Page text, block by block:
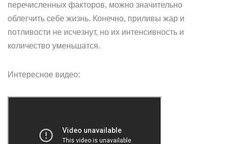
перечисленных факторов, можно значительно
облегчить себе жизнь. Конечно, приливы жар и
потливости не исчезнут, но их интенсивность и
количество уменьшатся.
Интересное видео: